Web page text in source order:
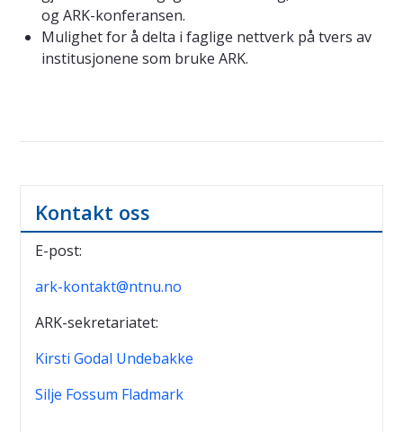
og ARK-konferansen.
Mulighet for å delta i faglige nettverk på tvers av
institusjonene som bruke ARK.
Kontakt oss
E-post:
ark-kontakt@ntnu.no
ARK-sekretariatet:
Kirsti Godal Undebakke
Silje Fossum Fladmark